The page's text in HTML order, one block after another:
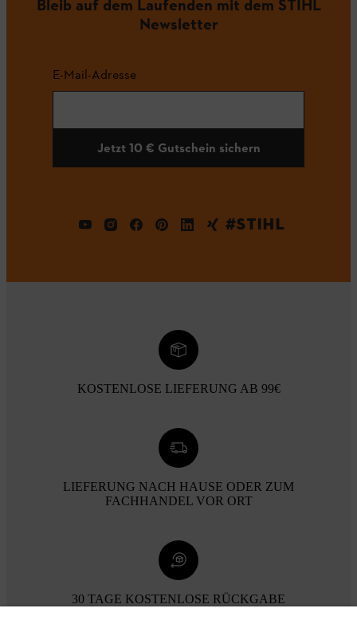
Bleib auf dem Laufenden mit dem STIHL
Newsletter
E-Mail-Adresse
Jetzt 10 € Gutschein sichern
#STIHL
KOSTENLOSE LIEFERUNG AB 99€
LIEFERUNG NACH HAUSE ODER ZUM
FACHHANDEL VOR ORT
30 TAGE KOSTENLOSE RÜCKGABE